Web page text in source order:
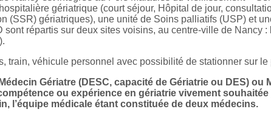
gériatrique (court séjour, Hôpital de jour,
(SSR) gériatriques), une unité de Soins palliatifs (USP) et
sont répartis sur deux sites voisins, au centre-ville de Nancy
train, véhicule personnel avec possibilité de stationner sur
Gériatre (DESC, capacité de Gériatrie ou DES) ou
ou expérience en gériatrie vivement
l’équipe médicale étant constituée de deux médecins.